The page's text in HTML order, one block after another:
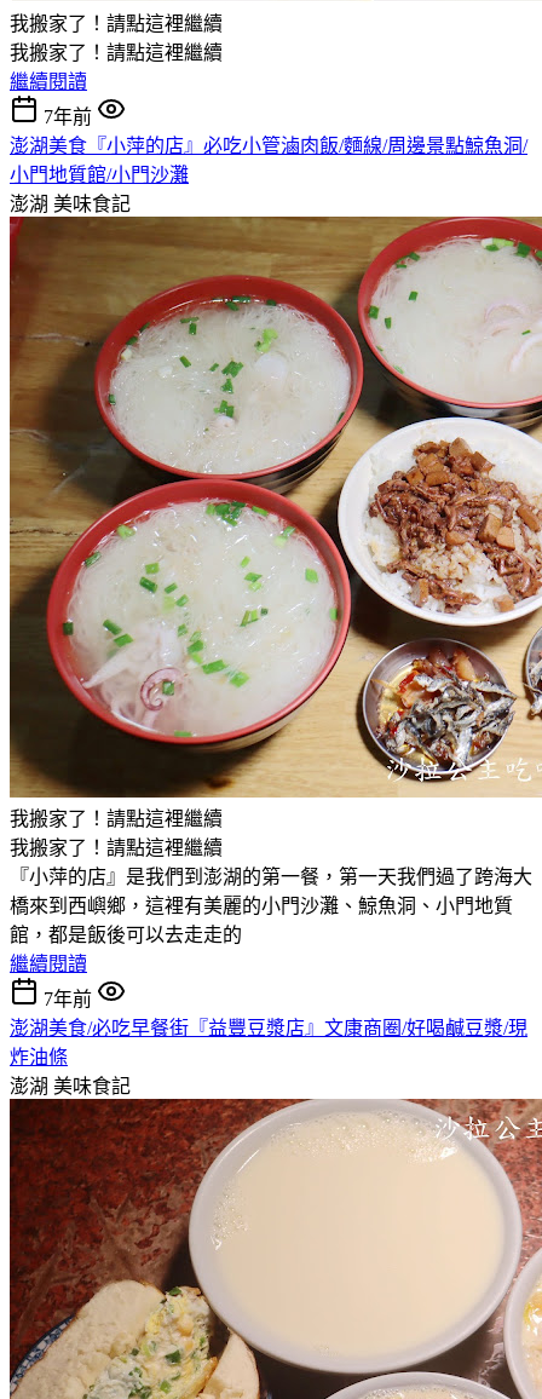
我搬家了！請點這裡繼續
我搬家了！請點這裡繼續
繼續閱讀
7年前
澎湖美食『小萍的店』必吃小管滷肉飯/麵線/周邊景點鯨魚洞/
小門地質館/小門沙灘
澎湖 美味食記
我搬家了！請點這裡繼續
我搬家了！請點這裡繼續
『小萍的店』是我們到澎湖的第一餐，第一天我們過了跨海大
橋來到西嶼鄉，這裡有美麗的小門沙灘、鯨魚洞、小門地質
館，都是飯後可以去走走的
繼續閱讀
7年前
澎湖美食/必吃早餐街『益豐豆漿店』文康商圈/好喝鹹豆漿/現
炸油條
澎湖 美味食記